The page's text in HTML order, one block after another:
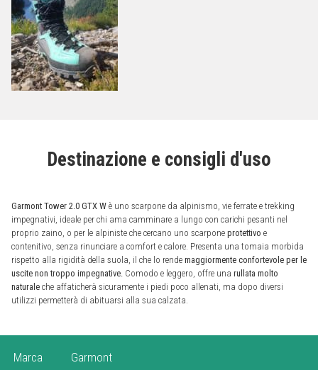
Destinazione e consigli d'uso
Garmont Tower 2.0 GTX W è uno scarpone da alpinismo, vie ferrate e trekking
impegnativi, ideale per chi ama camminare a lungo con carichi pesanti nel
proprio zaino, o per le alpiniste che cercano uno scarpone protettivo e
contenitivo, senza rinunciare a comfort e calore. Presenta una tomaia morbida
rispetto alla rigidità della suola, il che lo rende maggiormente confortevole per le
uscite non troppo impegnative. Comodo e leggero, offre una rullata molto
naturale che affaticherà sicuramente i piedi poco allenati, ma dopo diversi
utilizzi permetterà di abituarsi alla sua calzata.
Marca
Garmont